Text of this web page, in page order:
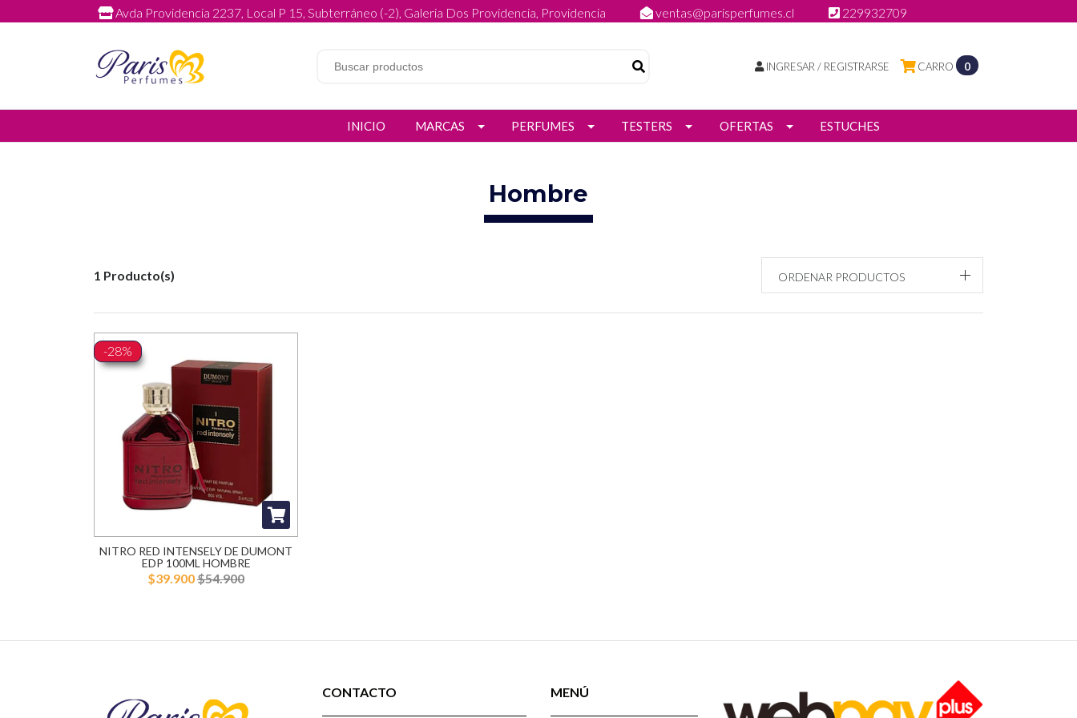
Avda Providencia 2237, Local P 15, Subterráneo (-2), Galeria Dos Providencia, Providencia ventas@parisperfumes.cl 229932709
CARRO 0
INGRESAR / REGISTRARSE
INICIO MARCAS PERFUMES TESTERS OFERTAS ESTUCHES
Hombre
1 Producto(s) ORDENAR PRODUCTOS
-28%
NITRO RED INTENSELY DE DUMONT
EDP 100ML HOMBRE
$39.900$54.900
CONTACTO MENÚ